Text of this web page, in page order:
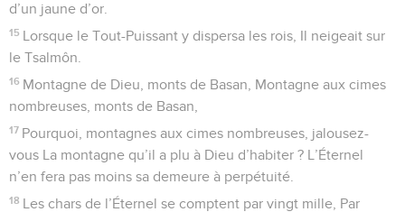
d’un jaune d’or.
15 Lorsque le Tout-Puissant y dispersa les rois, Il neigeait sur
le Tsalmôn.
16 Montagne de Dieu, monts de Basan, Montagne aux cimes
nombreuses, monts de Basan,
17 Pourquoi, montagnes aux cimes nombreuses, jalousez-
vous La montagne qu’il a plu à Dieu d’habiter ? L’Éternel
n’en fera pas moins sa demeure à perpétuité.
18 Les chars de l’Éternel se comptent par vingt mille, Par